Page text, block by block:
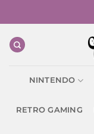
NINTENDO
RETRO GAMING